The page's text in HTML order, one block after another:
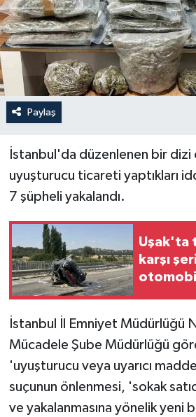
Paylaş
İstanbul'da düzenlenen bir
uyuşturucu ticareti yaptıkları
7 şüpheli yakalandı.
Uşak'ta
karşı
İstanbul İl Emniyet Müdürlüğü
Mücadele Şube Müdürlüğü
'uyuşturucu veya uyarıcı
suçunun önlenmesi, 'sokak
ve yakalanmasına yönelik yeni